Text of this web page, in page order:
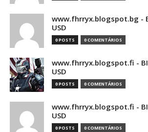
www.fhrryx.blogspot.bg -
USD
0 POSTS 0 COMENTÁRIOS
www.fhrryx.blogspot.fi -
USD
0 POSTS 0 COMENTÁRIOS
www.fhrryx.blogspot.fi -
USD
0 POSTS 0 COMENTÁRIOS